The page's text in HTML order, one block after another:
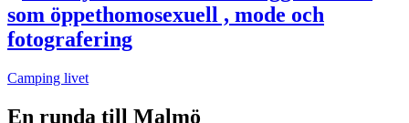
Camping livet
En runda till Malmö